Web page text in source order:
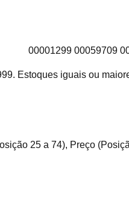
00001299 00059709
Estoques iguais ou
25 a 74), Preço